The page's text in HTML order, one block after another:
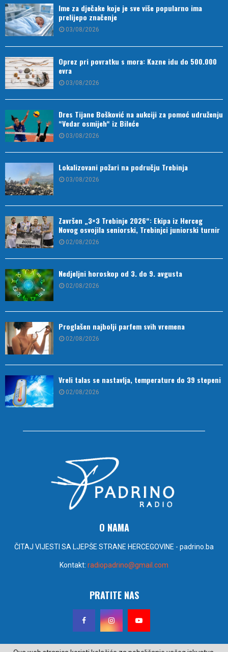
Ime za dječake koje je sve više popularno ima
prelijepo značenje
03/08/2026
Oprez pri povratku s mora: Kazne idu do 500.000
evra
03/08/2026
Dres Tijane Bošković na aukciji za pomoć udruženju
“Vedar osmijeh“ iz Bileće
03/08/2026
Lokalizovani požari na području Trebinja
03/08/2026
Završen „3×3 Trebinje 2026“: Ekipa iz Herceg
Novog osvojila seniorski, Trebinjci juniorski turnir
02/08/2026
Nedjeljni horoskop od 3. do 9. avgusta
02/08/2026
Proglašen najbolji parfem svih vremena
02/08/2026
Vreli talas se nastavlja, temperature do 39 stepeni
02/08/2026
O NAMA
ČITAJ VIJESTI SA LJEPŠE STRANE HERCEGOVINE - padrino.ba
Kontakt: radiopadrino@gmail.com
PRATITE NAS